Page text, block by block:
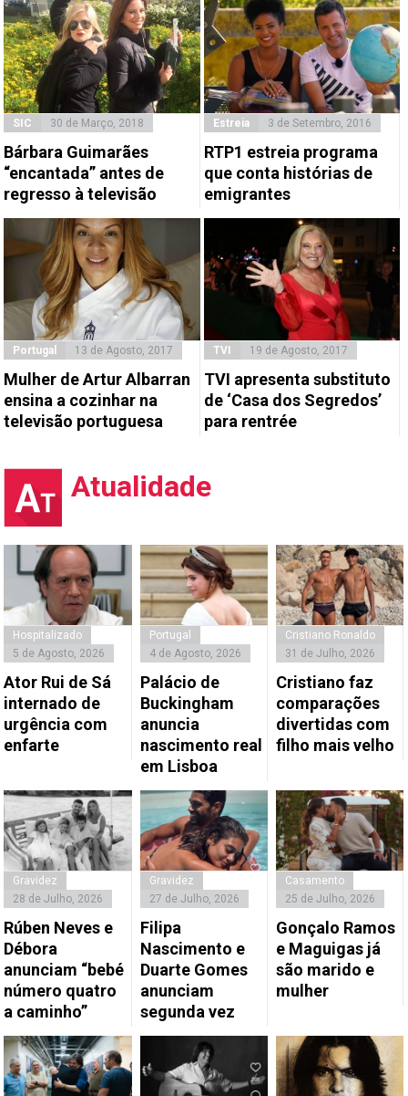
SIC 30 de Março, 2018
Bárbara Guimarães
“encantada” antes de
regresso à televisão
Estreia 3 de Setembro, 2016
RTP1 estreia programa
que conta histórias de
emigrantes
Portugal 13 de Agosto, 2017
Mulher de Artur Albarran
ensina a cozinhar na
televisão portuguesa
TVI 19 de Agosto, 2017
TVI apresenta substituto
de ‘Casa dos Segredos’
para rentrée
Atualidade
Hospitalizado
5 de Agosto, 2026
Ator Rui de Sá
internado de
urgência com
enfarte
Portugal
4 de Agosto, 2026
Palácio de
Buckingham
anuncia
nascimento real
em Lisboa
Cristiano Ronaldo
31 de Julho, 2026
Cristiano faz
comparações
divertidas com
filho mais velho
Gravidez
28 de Julho, 2026
Rúben Neves e
Débora
anunciam “bebé
número quatro
a caminho”
Gravidez
27 de Julho, 2026
Filipa
Nascimento e
Duarte Gomes
anunciam
segunda vez
Casamento
25 de Julho, 2026
Gonçalo Ramos
e Maguigas já
são marido e
mulher